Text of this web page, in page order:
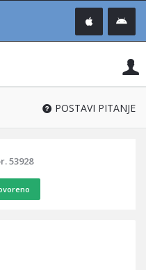
®
POSTAVI PITANJE
53928